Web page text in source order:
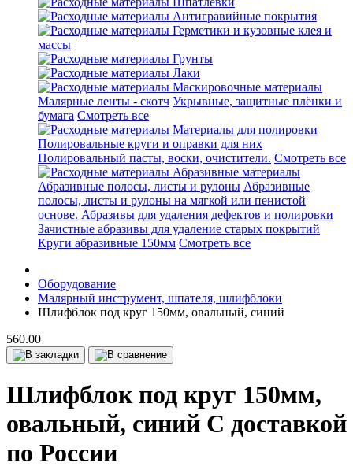
Антигравийные покрытия
Герметики и кузовные клея и
массы
Грунты
Лаки
Маскировочные материалы
Малярные ленты - скотч Укрывные, защитные плёнки и
бумага Смотреть все
Материалы для полировки
Полировальные круги и оправки для них
Полировальный пасты, воски, очистители. Смотреть все
Абразивные материалы
Абразивные полосы, листы и рулоны Абразивные
полосы, листы и рулоны на мягкой или пенистой
основе. Абразивы для удаления дефектов и полировки
Зачистные абразивы для удаление старых покрытий
Круги абразивные 150мм Смотреть все
Оборудование
Малярный инструмент, шпателя, шлифблоки
Шлифблок под круг 150мм, овальный, синий
560.00
Шлифблок под круг 150мм,
овальный, синий С доставкой
по России